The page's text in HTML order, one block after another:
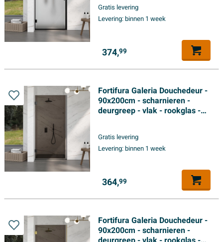
Gratis levering
Levering:binnen 1 week
374,99
Fortifura Galeria Douchedeur -
90x200cm - scharnieren -
deurgreep - vlak - rookglas -
Gratis levering
Levering:binnen 1 week
364,99
Fortifura Galeria Douchedeur -
90x200cm - scharnieren -